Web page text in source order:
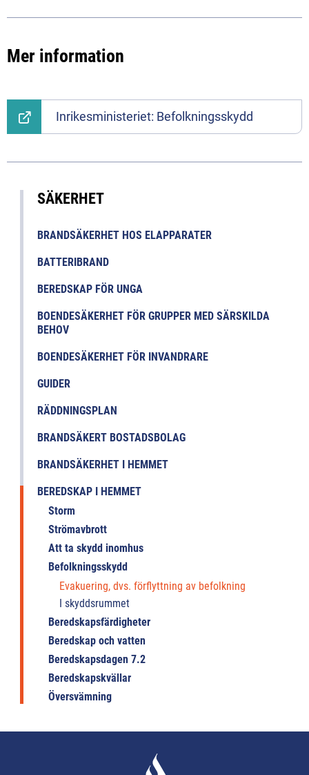
Mer information
Inrikesministeriet: Befolkningsskydd
SÄKERHET
BRANDSÄKERHET HOS ELAPPARATER
BATTERIBRAND
BEREDSKAP FÖR UNGA
BOENDESÄKERHET FÖR GRUPPER MED SÄRSKILDA
BEHOV
BOENDESÄKERHET FÖR INVANDRARE
GUIDER
RÄDDNINGSPLAN
BRANDSÄKERT BOSTADSBOLAG
BRANDSÄKERHET I HEMMET
BEREDSKAP I HEMMET
Storm
Strömavbrott
Att ta skydd inomhus
Befolkningsskydd
Evakuering, dvs. förflyttning av befolkning
I skyddsrummet
Beredskapsfärdigheter
Beredskap och vatten
Beredskapsdagen 7.2
Beredskapskvällar
Översvämning